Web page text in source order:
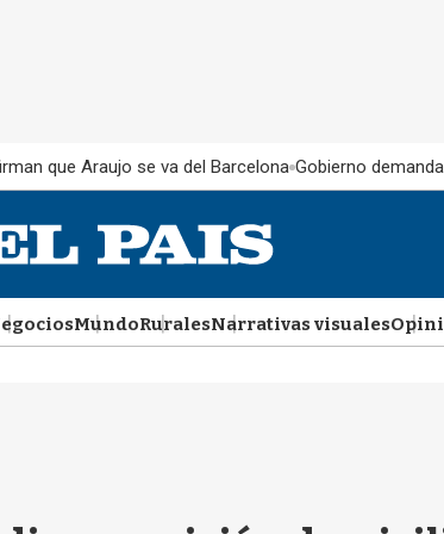
que Araujo se va del Barcelona Gobierno
MundoRuralesNarrativas visuales